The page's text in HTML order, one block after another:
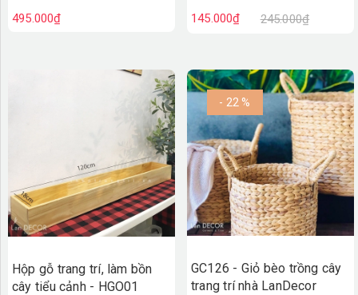
495.000₫ 145.000₫ 245.000₫
Hộp gỗ trang trí, làm bồn
cây tiểu cảnh - HGO01
- 22 %
GC126 - Giỏ bèo trồng cây
trang trí nhà LanDecor